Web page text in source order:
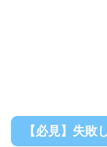
【必見】失敗